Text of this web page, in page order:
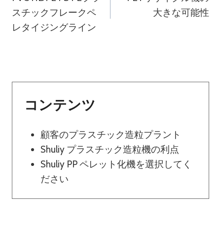
稿
ナ
ゲ
ー
スチックフレークペ
レタイジングライン
大きな可能性
コンテンツ
顧客のプラスチック造粒プラント
Shuliy プラスチック造粒機の利点
Shuliy PP ペレット化機を選択してく
ださい